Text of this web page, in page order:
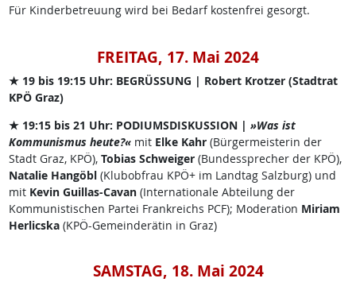
Für Kinderbetreuung wird bei Bedarf kostenfrei gesorgt.
FREITAG, 17. Mai 2024
★ 19 bis 19:15 Uhr: BEGRÜSSUNG | Robert Krotzer (Stadtrat
KPÖ Graz)
★ 19:15 bis 21 Uhr: PODIUMSDISKUSSION | »Was ist
Kommunismus heute?« mit Elke Kahr(Bürgermeisterin der
Stadt Graz, KPÖ), Tobias Schweiger(Bundessprecher der KPÖ),
Natalie Hangöbl(Klubobfrau KPÖ+ im Landtag Salzburg) und
mit Kevin Guillas-Cavan(Internationale Abteilung der
Kommunistischen Partei Frankreichs PCF); Moderation Miriam
Herlicska(KPÖ-Gemeinderätin in Graz)
SAMSTAG, 18. Mai 2024